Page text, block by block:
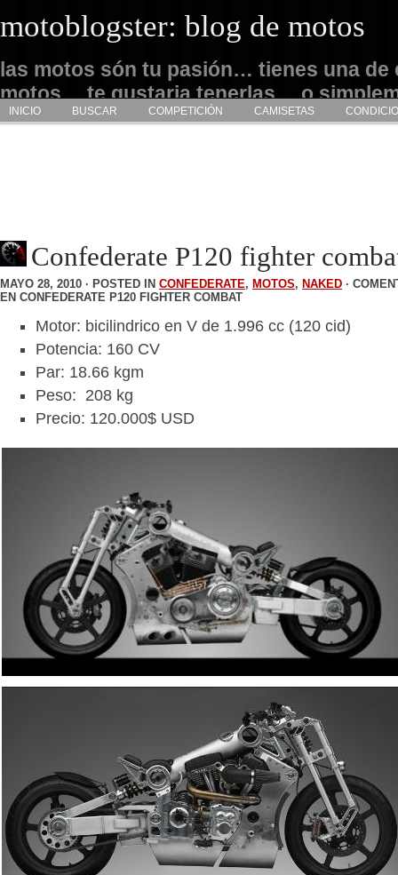
motoblogster: blog de motos
las motos són tu pasión… tienes una de
motos… te gustaria tenerlas… o
admirarlas… este es tu sitio
INICIO BUSCAR COMPETICIÓN CAMISETAS
Confederate P120 fighter
MAYO 28, 2010 · POSTED IN CONFEDERATE, MOTOS, NAKED ·
EN CONFEDERATE P120 FIGHTER COMBAT
Motor: bicilindrico en V de 1.996 cc (120 cid)
Potencia: 160 CV
Par: 18.66 kgm
Peso: 208 kg
Precio: 120.000$ USD